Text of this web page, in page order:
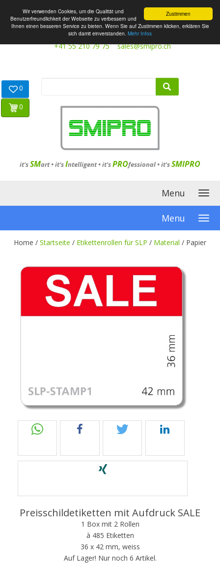
Zustimmen
Wir verwenden Cookies, um die Qualität und
Benutzerfreundlichkeit der Webseite zu verbessern und
Ihnen einen besseren Service zu bieten. Wenn Sie auf Zustimmen klicken, erklären Sie
sich damit einverstanden. Mehr Infos
+41 55 210 79 75 sales@smipro.ch
it'sSMart •it'sIntelligent•it'sPROfessional •it'sSMIPRO
0
0
Menu
Menu
Home / Startseite / Etikettenrollen für SLP / Material / Papier
Preisschildetiketten mit Aufdruck SALE
1 Box mit 2 Rollen
à 485 Etiketten
36 x 42 mm, weiss
Auf Lager! Nur noch 6 Artikel.